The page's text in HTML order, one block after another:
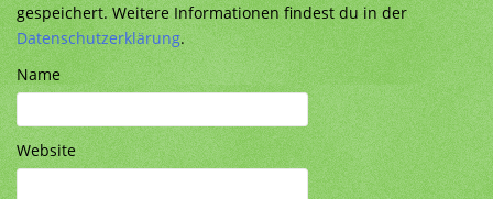
gespeichert. Weitere Informationen findest du in der
Datenschutzerklärung.
Name
Website